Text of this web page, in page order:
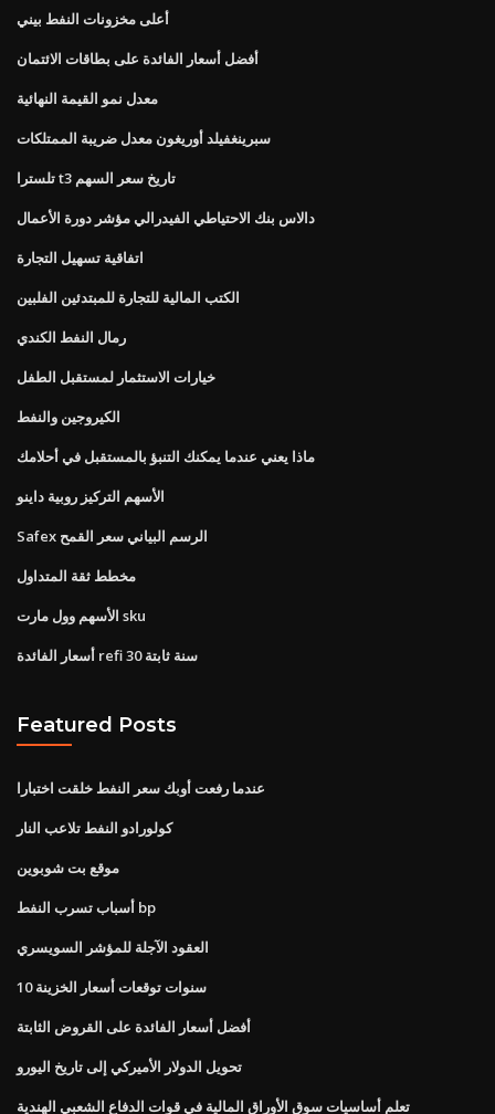
أعلى مخزونات النفط بيني
أفضل أسعار الفائدة على بطاقات الائتمان
معدل نمو القيمة النهائية
سبرينغفيلد أوريغون معدل ضريبة الممتلكات
تلسترا t3 تاريخ سعر السهم
دالاس بنك الاحتياطي الفيدرالي مؤشر دورة الأعمال
اتفاقية تسهيل التجارة
الكتب المالية للتجارة للمبتدئين الفلبين
رمال النفط الكندي
خيارات الاستثمار لمستقبل الطفل
الكيروجين والنفط
ماذا يعني عندما يمكنك التنبؤ بالمستقبل في أحلامك
الأسهم التركيز روبية داينو
Safex الرسم البياني سعر القمح
مخطط ثقة المتداول
الأسهم وول مارت sku
أسعار الفائدة refi 30 سنة ثابتة
Featured Posts
عندما رفعت أوبك سعر النفط خلقت اختبارا
كولورادو النفط تلاعب النار
موقع بت شوبوين
أسباب تسرب النفط bp
العقود الآجلة للمؤشر السويسري
10 سنوات توقعات أسعار الخزينة
أفضل أسعار الفائدة على القروض الثابتة
تحويل الدولار الأميركي إلى تاريخ اليورو
تعلم أساسيات سوق الأوراق المالية في قوات الدفاع الشعبي الهندية